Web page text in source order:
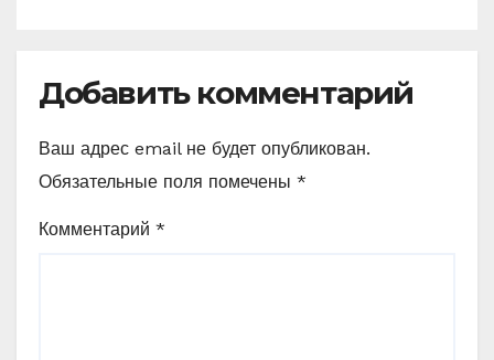
Добавить комментарий
Ваш адрес email не будет опубликован.
Обязательные поля помечены *
Комментарий *